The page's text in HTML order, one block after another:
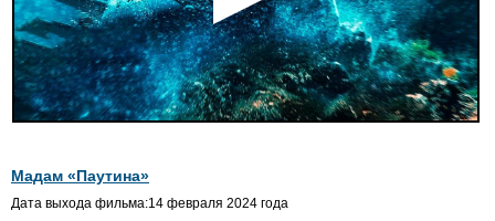
Мадам «Паутина»
Дата выхода фильма:14 февраля 2024 года